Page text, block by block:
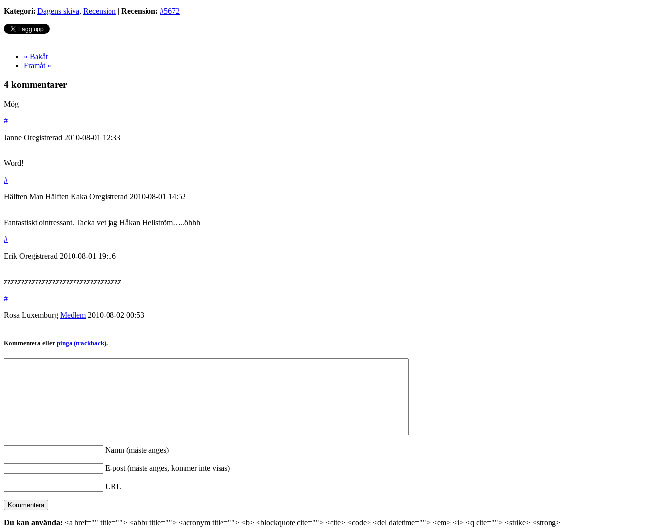
Kategori: Dagens skiva, Recension | Recension: #5672
« Bakåt
Framåt »
4 kommentarer
Mög
#
Janne Oregistrerad 2010-08-01 12:33
Word!
#
Hälften Man Hälften Kaka Oregistrerad 2010-08-01 14:52
Fantastiskt ointressant. Tacka vet jag Håkan Hellström…..öhhh
#
Erik Oregistrerad 2010-08-01 19:16
zzzzzzzzzzzzzzzzzzzzzzzzzzzzzzzzzz
#
Rosa Luxemburg Medlem 2010-08-02 00:53
Kommentera eller pinga (trackback).
Namn (måste anges)
E-post (måste anges, kommer inte visas)
URL
Du kan använda: <a href="" title=""> <abbr title=""> <acronym title=""> <b> <blockquote cite=""> <cite> <code> <del datetime=""> <em> <i> <q cite=""> <strike> <strong>